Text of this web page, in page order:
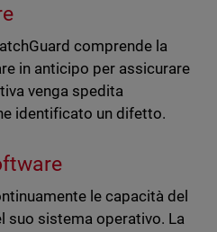
comprende la
in anticipo per assicurare
venga spedita
identificato un difetto.
le capacità del
suo sistema operativo. La